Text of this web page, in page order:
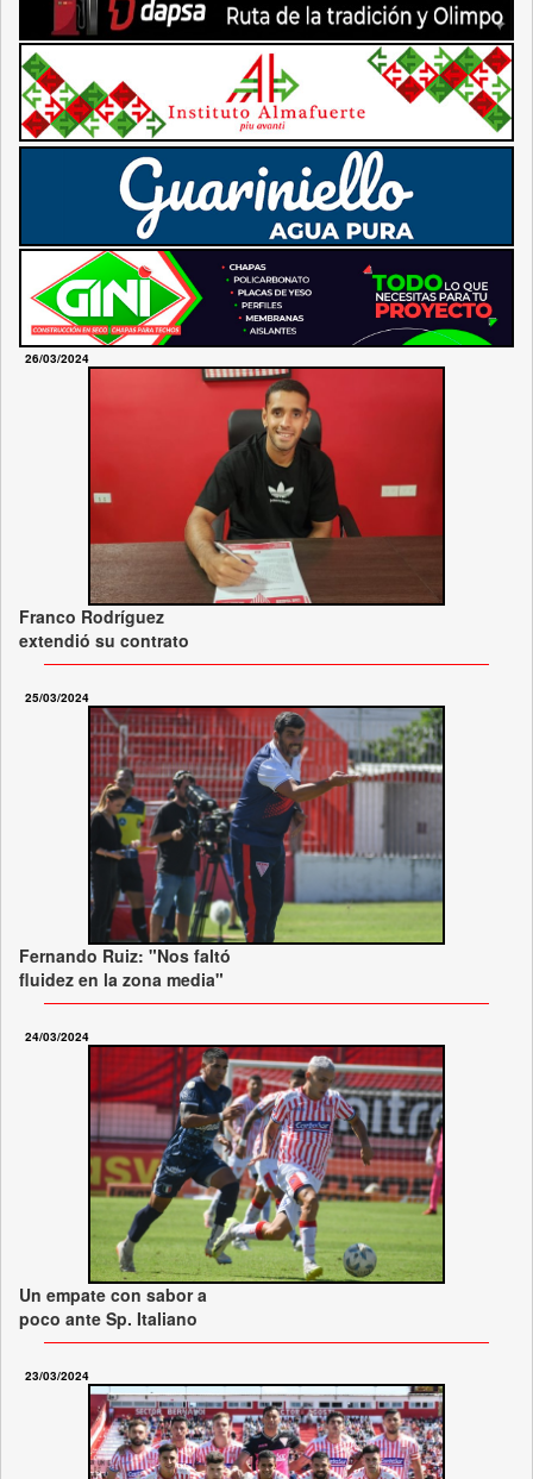
26/03/2024
Franco Rodríguez
extendió su contrato
25/03/2024
Fernando Ruiz: "Nos faltó
fluidez en la zona media"
24/03/2024
Un empate con sabor a
poco ante Sp. Italiano
23/03/2024